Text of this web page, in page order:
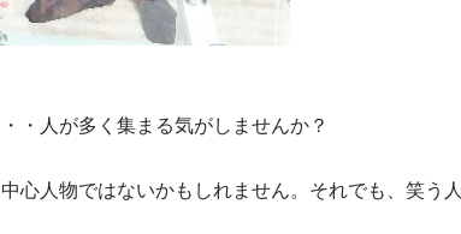
・人が多く集まる気がしませんか？
心人物ではないかもしれません。それでも、笑う